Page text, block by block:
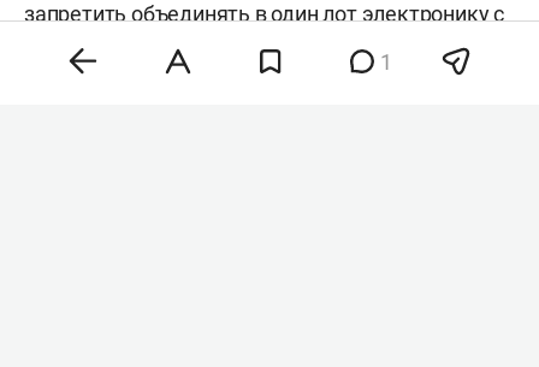
запретить объединять в один лот электронику с
разным режимом допуска. Речь идет о случаях,
когда вместе закупаются товары, имеющие
1